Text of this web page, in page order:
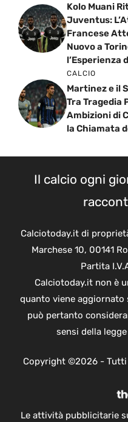
Kolo Muani
Juventus:
Francese
Nuovo a
l’Esperienza
CALCIO
Martinez e il
Tra Tragedia
Ambizioni di
la Chiamata
Il calcio ogni
Calciotoday.it di
Marchese 10, 00141
Partita
Calciotoday.it non è
quanto viene aggiornato
può pertanto
sensi della
Copyright ©2026 -
Le attività pubblicitarie